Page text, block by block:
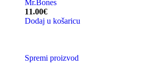
Mr.Bones
11.00€
Dodaj u košaricu
Spremi proizvod